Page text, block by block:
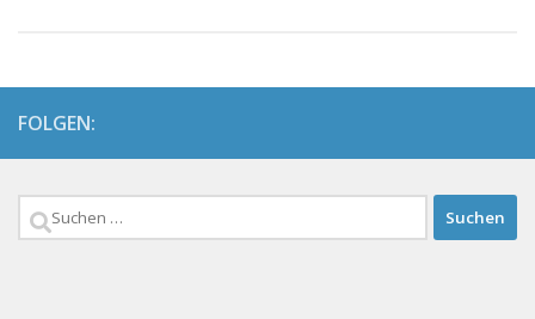
FOLGEN:
Suchen